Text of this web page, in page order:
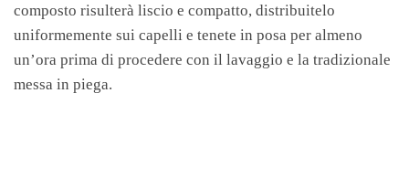
composto risulterà liscio e compatto, distribuitelo
uniformemente sui capelli e tenete in posa per almeno
un’ora prima di procedere con il lavaggio e la tradizionale
messa in piega.